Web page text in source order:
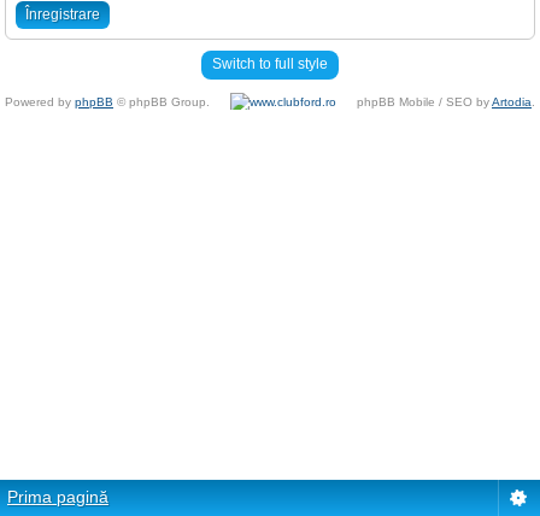
Înregistrare
Switch to full style
Powered by phpBB © phpBB Group. phpBB Mobile / SEO byArtodia
Prima pagină